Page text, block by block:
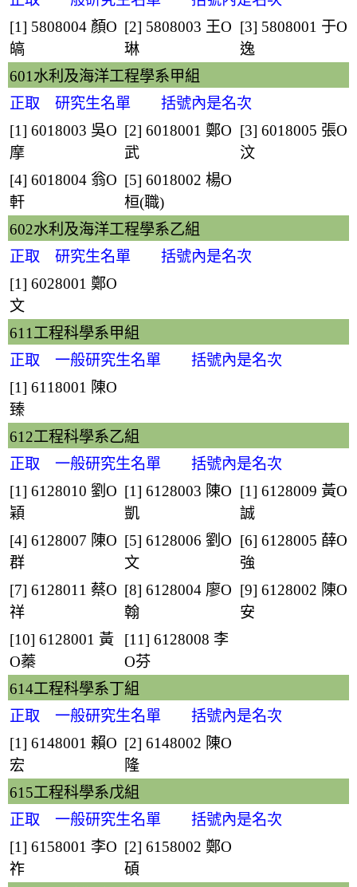
[1] 5808004 顏O
皜
[2] 5808003 王O
琳
[3] 5808001 于O
逸
601水利及海洋工程學系甲組
正取 研究生名單 括號內是名次
[1] 6018003 吳O
摩
[2] 6018001 鄭O
武
[3] 6018005 張O
汶
[4] 6018004 翁O
軒
[5] 6018002 楊O
桓(職)
602水利及海洋工程學系乙組
正取 研究生名單 括號內是名次
[1] 6028001 鄭O
文
611工程科學系甲組
正取 一般研究生名單 括號內是名次
[1] 6118001 陳O
臻
612工程科學系乙組
正取 一般研究生名單 括號內是名次
[1] 6128010 劉O
穎
[1] 6128003 陳O
凱
[1] 6128009 黃O
誠
[4] 6128007 陳O
群
[5] 6128006 劉O
文
[6] 6128005 薛O
強
[7] 6128011 蔡O
祥
[8] 6128004 廖O
翰
[9] 6128002 陳O
安
[10] 6128001 黃
O蓁
[11] 6128008 李
O芬
614工程科學系丁組
正取 一般研究生名單 括號內是名次
[1] 6148001 賴O
宏
[2] 6148002 陳O
隆
615工程科學系戊組
正取 一般研究生名單 括號內是名次
[1] 6158001 李O
祚
[2] 6158002 鄭O
碩